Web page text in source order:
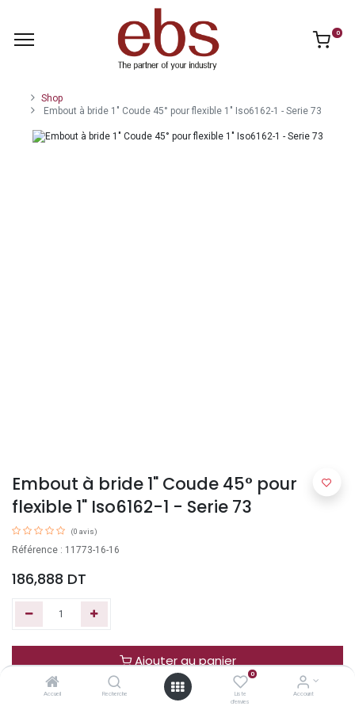
Accueil Recherche
0
Liste
d'envies
Account
0
Shop
Embout à bride 1" Coude 45° pour flexible 1" Iso6162-1 - Serie 73
Embout à bride 1" Coude 45° pour
flexible 1" Iso6162-1 - Serie 73
(0 avis)
Référence : 11773-16-16
186,888 DT
Ajouter au panier
Acheter maintenant